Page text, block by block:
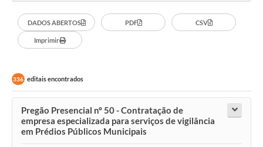
Protocolo Digital
CONCURSO
Leis Municipais
Turismo
DADOS ABERTOS PDF CSV
Imprimir
336 editais encontrados
Pregão Presencial nº 50 - Contratação de
empresa especializada para serviços de vigilância
em Prédios Públicos Municipais